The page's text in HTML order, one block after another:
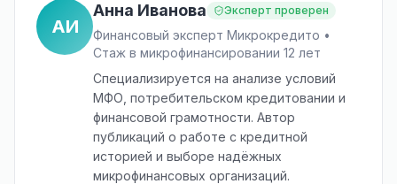
АИ
Анна Иванова Эксперт проверен
Финансовый эксперт Микрокредито •
Стаж в микрофинансировании 12 лет
Специализируется на анализе условий
МФО, потребительском кредитовании и
финансовой грамотности. Автор
публикаций о работе с кредитной
историей и выборе надёжных
микрофинансовых организаций.